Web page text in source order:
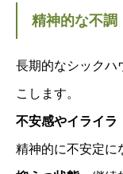
精神的な不調
長期的なシックハ
こします。
不安感やイライラ
精神的に不安定に